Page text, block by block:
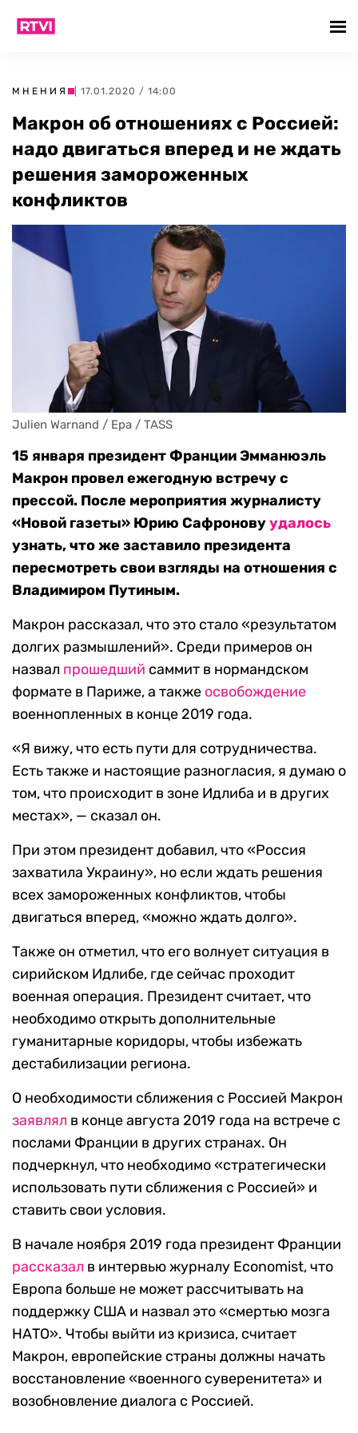
МНЕНИЯ | 17.01.2020 / 14:00
Макрон об отношениях с Россией:
надо двигаться вперед и не ждать
решения замороженных
конфликтов
Julien Warnand / Epa / TASS
15 января президент Франции Эмманюэль
Макрон провел ежегодную встречу с
прессой. После мероприятия журналисту
«Новой газеты» Юрию Сафроновуудалось
узнать, что же заставило президента
пересмотреть свои взгляды на отношения с
Владимиром Путиным.
Макрон рассказал, что это стало «результатом
долгих размышлений». Среди примеров он
назвал прошедший саммит в нормандском
формате в Париже, а также освобождение
военнопленных в конце 2019 года.
«Я вижу, что есть пути для сотрудничества.
Есть также и настоящие разногласия, я думаю о
том, что происходит в зоне Идлиба и в других
местах», — сказал он.
При этом президент добавил, что «Россия
захватила Украину», но если ждать решения
всех замороженных конфликтов, чтобы
двигаться вперед, «можно ждать долго».
Также он отметил, что его волнует ситуация в
сирийском Идлибе, где сейчас проходит
военная операция. Президент считает, что
необходимо открыть дополнительные
гуманитарные коридоры, чтобы избежать
дестабилизации региона.
О необходимости сближения с Россией Макрон
заявлял в конце августа 2019 года на встрече с
послами Франции в других странах. Он
подчеркнул, что необходимо «стратегически
использовать пути сближения с Россией» и
ставить свои условия.
В начале ноября 2019 года президент Франции
рассказал в интервью журналу Economist, что
Европа больше не может рассчитывать на
поддержку США и назвал это «смертью мозга
НАТО». Чтобы выйти из кризиса, считает
Макрон, европейские страны должны начать
восстановление «военного суверенитета» и
возобновление диалога с Россией.